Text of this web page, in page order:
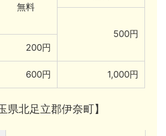
無料
500円
200円
600円 1,000円
北足立郡伊奈町】